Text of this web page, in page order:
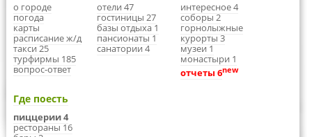
о городе
погода
карты
расписание ж/д
такси 25
турфирмы 185
вопрос-ответ
отели 47
гостиницы 27
базы отдыха 1
пансионаты 1
санатории 4
интересное 4
соборы 2
горнолыжные
курорты 3
музеи 1
монастыри 1
отчеты 6new
Где поесть
пиццерии 4
рестораны 16